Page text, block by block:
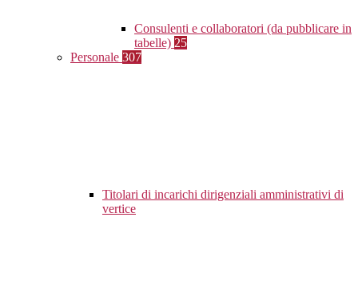
Consulenti e collaboratori (da pubblicare in
tabelle) 25
Personale 307
Titolari di incarichi dirigenziali amministrativi di
vertice